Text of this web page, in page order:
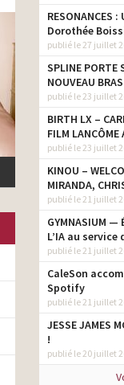
Dorothée
publié le 27 juillet
SPLINE PORTE
NOUVEAU
publié le 23 juillet
BIRTH LX –
FILM LANCÔME
publié le 23 juillet
KINOU –
MIRANDA,
publié le 21 juillet
GYMNASIUM
L’IA au
publié le 21 juillet
CaleSon
Spotify
publié le 21 juillet
JESSE JAMES
!
publié le 20 juillet